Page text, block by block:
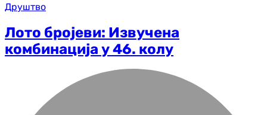
Друштво
Лото бројеви: Извучена
комбинација у 46. колу